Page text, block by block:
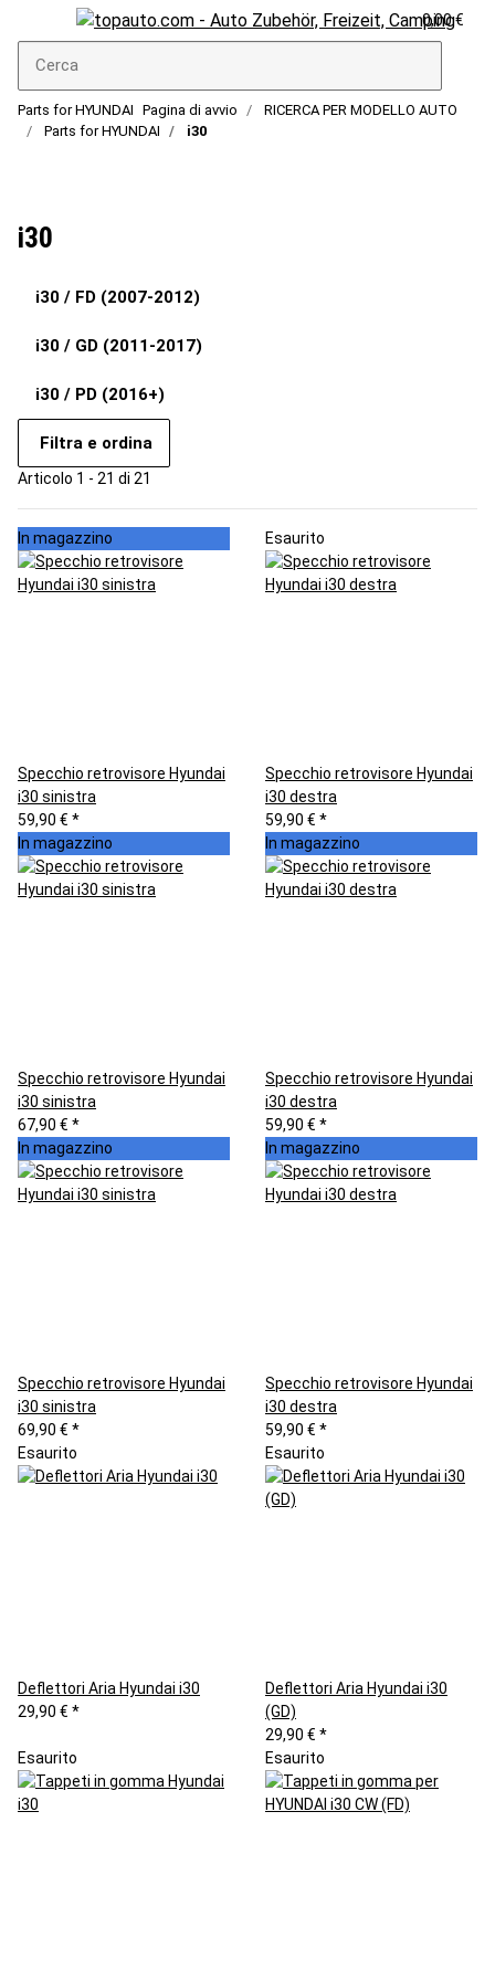
0,00 €
Parts for HYUNDAI Pagina di avvio
RICERCA PER MODELLO AUTO
Parts for HYUNDAI
i30
i30
i30 / FD (2007-2012)
i30 / GD (2011-2017)
i30 / PD (2016+)
Filtra e ordina
Articolo 1 - 21 di 21
In magazzino
Specchio retrovisore Hyundai
i30 sinistra
59,90 € *
Esaurito
Specchio retrovisore Hyundai
i30 destra
59,90 € *
In magazzino
Specchio retrovisore Hyundai
i30 sinistra
67,90 € *
In magazzino
Specchio retrovisore Hyundai
i30 destra
59,90 € *
In magazzino
Specchio retrovisore Hyundai
i30 sinistra
69,90 € *
In magazzino
Specchio retrovisore Hyundai
i30 destra
59,90 € *
Esaurito
Deflettori Aria Hyundai i30
29,90 € *
Esaurito
Deflettori Aria Hyundai i30
(GD)
29,90 € *
Esaurito
Esaurito